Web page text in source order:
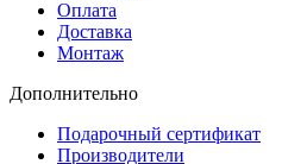
Оплата
Доставка
Монтаж
Дополнительно
Подарочный сертификат
Производители